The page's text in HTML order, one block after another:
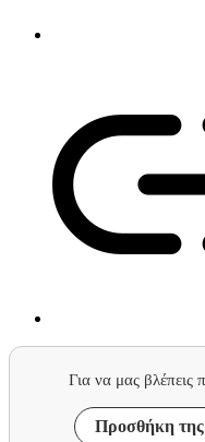
Για να μας βλέπεις
Προσθήκη